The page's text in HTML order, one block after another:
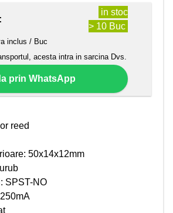
in stoc
> 10 Buc
inclus / Buc
acesta intra in sarcina Dvs.
prin WhatsApp
reed
50x14x12mm
SPST-NO